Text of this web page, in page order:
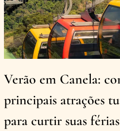
Verão em Canela:
principais atrações
para curtir suas férias